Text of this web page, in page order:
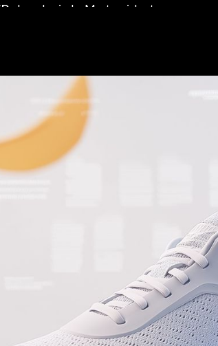
ohne physische Muster sicherte.